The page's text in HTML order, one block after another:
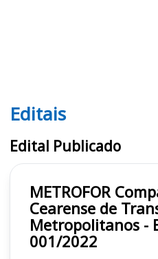
Editais METROFOR CE
Editais
Edital Publicado
METROFOR Companhia
Cearense de
Metropolitanos -
001/2022